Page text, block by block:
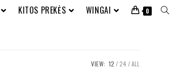
KITOS PREKĖS WINGAI 0
VIEW: 12 24 ALL